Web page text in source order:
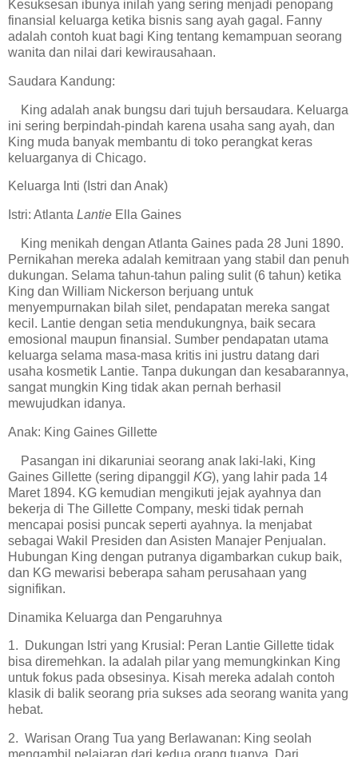
Kesuksesan ibunya inilah yang sering menjadi penopang
finansial keluarga ketika bisnis sang ayah gagal. Fanny
adalah contoh kuat bagi King tentang kemampuan seorang
wanita dan nilai dari kewirausahaan.
Saudara Kandung:
King adalah anak bungsu dari tujuh bersaudara. Keluarga
ini sering berpindah-pindah karena usaha sang ayah, dan
King muda banyak membantu di toko perangkat keras
keluarganya di Chicago.
Keluarga Inti (Istri dan Anak)
Istri: Atlanta Lantie Ella Gaines
King menikah dengan Atlanta Gaines pada 28 Juni 1890.
Pernikahan mereka adalah kemitraan yang stabil dan penuh
dukungan. Selama tahun-tahun paling sulit (6 tahun) ketika
King dan William Nickerson berjuang untuk
menyempurnakan bilah silet, pendapatan mereka sangat
kecil. Lantie dengan setia mendukungnya, baik secara
emosional maupun finansial. Sumber pendapatan utama
keluarga selama masa-masa kritis ini justru datang dari
usaha kosmetik Lantie. Tanpa dukungan dan kesabarannya,
sangat mungkin King tidak akan pernah berhasil
mewujudkan idanya.
Anak: King Gaines Gillette
Pasangan ini dikaruniai seorang anak laki-laki, King
Gaines Gillette (sering dipanggil KG), yang lahir pada 14
Maret 1894. KG kemudian mengikuti jejak ayahnya dan
bekerja di The Gillette Company, meski tidak pernah
mencapai posisi puncak seperti ayahnya. Ia menjabat
sebagai Wakil Presiden dan Asisten Manajer Penjualan.
Hubungan King dengan putranya digambarkan cukup baik,
dan KG mewarisi beberapa saham perusahaan yang
signifikan.
Dinamika Keluarga dan Pengaruhnya
1. Dukungan Istri yang Krusial: Peran Lantie Gillette tidak
bisa diremehkan. Ia adalah pilar yang memungkinkan King
untuk fokus pada obsesinya. Kisah mereka adalah contoh
klasik di balik seorang pria sukses ada seorang wanita yang
hebat.
2. Warisan Orang Tua yang Berlawanan: King seolah